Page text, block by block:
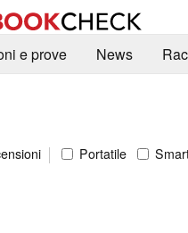
e prove
News
Portatile